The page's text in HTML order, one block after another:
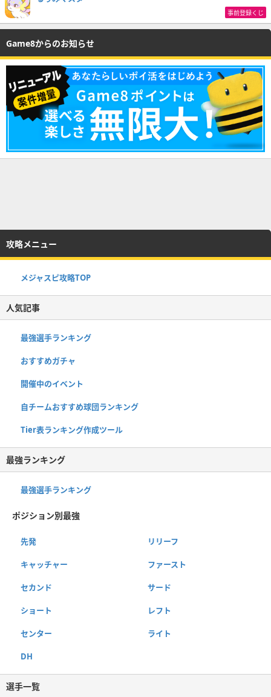
事前登録くじ
Game8からのお知らせ
攻略メニュー
メジャスピ攻略TOP
人気記事
最強選手ランキング
おすすめガチャ
開催中のイベント
自チームおすすめ球団ランキング
Tier表ランキング作成ツール
最強ランキング
最強選手ランキング
ポジション別最強
先発 リリーフ
キャッチャー ファースト
セカンド サード
ショート レフト
センター ライト
DH
選手一覧